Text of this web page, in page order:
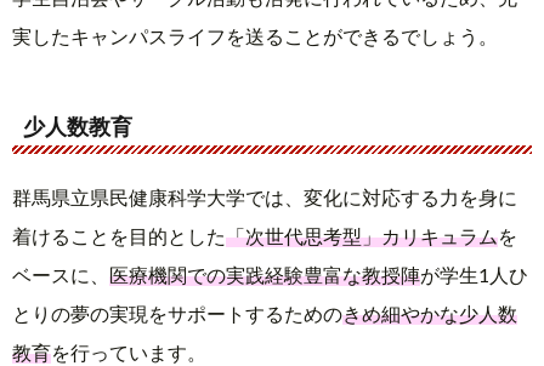
実したキャンパスライフを送ることができるでしょう。
少人数教育
群馬県立県民健康科学大学では、変化に対応する力を身に
着けることを目的とした「次世代思考型」カリキュラムを
ベースに、 医療機関での実践経験豊富な教授陣が学生1人ひ
とりの夢の実現をサポートするためのきめ細やかな少人数
教育を行っています。